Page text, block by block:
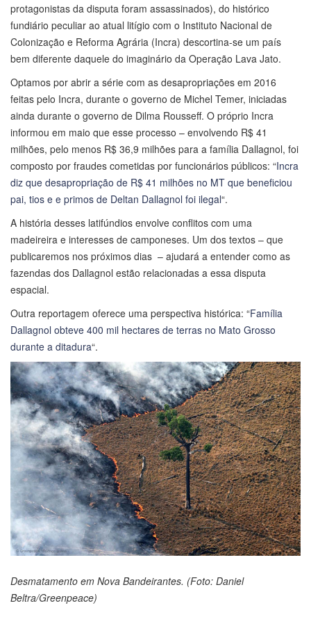
protagonistas da disputa foram assassinados), do histórico
fundiário peculiar ao atual litígio com o Instituto Nacional de
Colonização e Reforma Agrária (Incra) descortina-se um país
bem diferente daquele do imaginário da Operação Lava Jato.
Optamos por abrir a série com as desapropriações em 2016
feitas pelo Incra, durante o governo de Michel Temer, iniciadas
ainda durante o governo de Dilma Rousseff. O próprio Incra
informou em maio que esse processo – envolvendo R$ 41
milhões, pelo menos R$ 36,9 milhões para a família Dallagnol, foi
composto por fraudes cometidas por funcionários públicos: “Incra
diz que desapropriação de R$ 41 milhões no MT que beneficiou
pai, tios e e primos de Deltan Dallagnol foi ilegal“.
A história desses latifúndios envolve conflitos com uma
madeireira e interesses de camponeses. Um dos textos – que
publicaremos nos próximos dias – ajudará a entender como as
fazendas dos Dallagnol estão relacionadas a essa disputa
espacial.
Outra reportagem oferece uma perspectiva histórica: “Família
Dallagnol obteve 400 mil hectares de terras no Mato Grosso
durante a ditadura“.
Desmatamento em Nova Bandeirantes. (Foto: Daniel
Beltra/Greenpeace)